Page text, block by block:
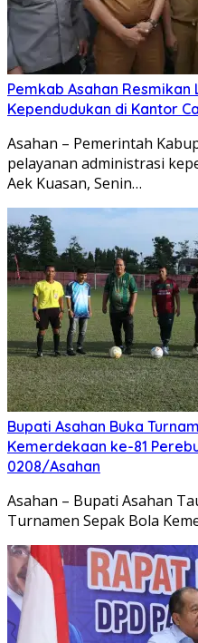
Pemkab Asahan
Kependudukan di Kantor
Asahan – Pemerintah
pelayanan administrasi
Aek Kuasan, Senin…
Bupati Asahan Buka
Kemerdekaan ke-81
0208/Asahan
Asahan – Bupati Asahan
Turnamen Sepak Bola